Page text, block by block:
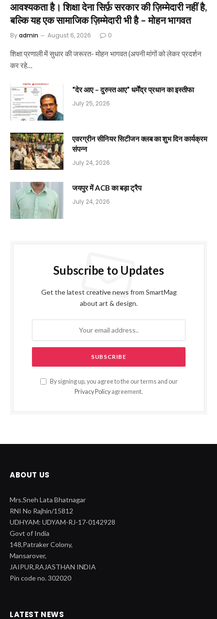
आवश्यकता है। शिक्षा देना सिर्फ़ सरकार की ज़िम्मेदारी नहीं है,
बल्कि यह एक सामाजिक ज़िम्मेदारी भी है – मोहन भागवत
Byadmin August 6, 2026 0
शिक्षा प्रणाली में सुधार की जरूरत- मोहन भागवत (अपनी मांगों को लेकर प्रदर्शन
कर रहे…
“देर आए – दुरुस्त आए” धर्मेंद्र प्रधान का इस्तीफा
July 25, 2026
एवरग्रीन सीनियर सिटीजन क्लब का शुभ दिन कार्यक्रम
संपन्न
July 24, 2026
जयपुर में ACB का बड़ा ट्रैप
July 24, 2026
Subscribe to Updates
Get the latest creative news from SmartMag
about art & design.
By signing up, you agree to the our terms and our
Privacy Policy agreement.
ABOUT US
Mrs.Sneh Lata Bhatnagar
RNI No Rajhin/15812
UDHYAM: UDYAM-RJ-17-0142928
Govt of India
148,Patraker Colony,
Mansarover,
JAIPUR,RAJASTHAN INDIA
Pin code no. 302020
LATEST NEWS